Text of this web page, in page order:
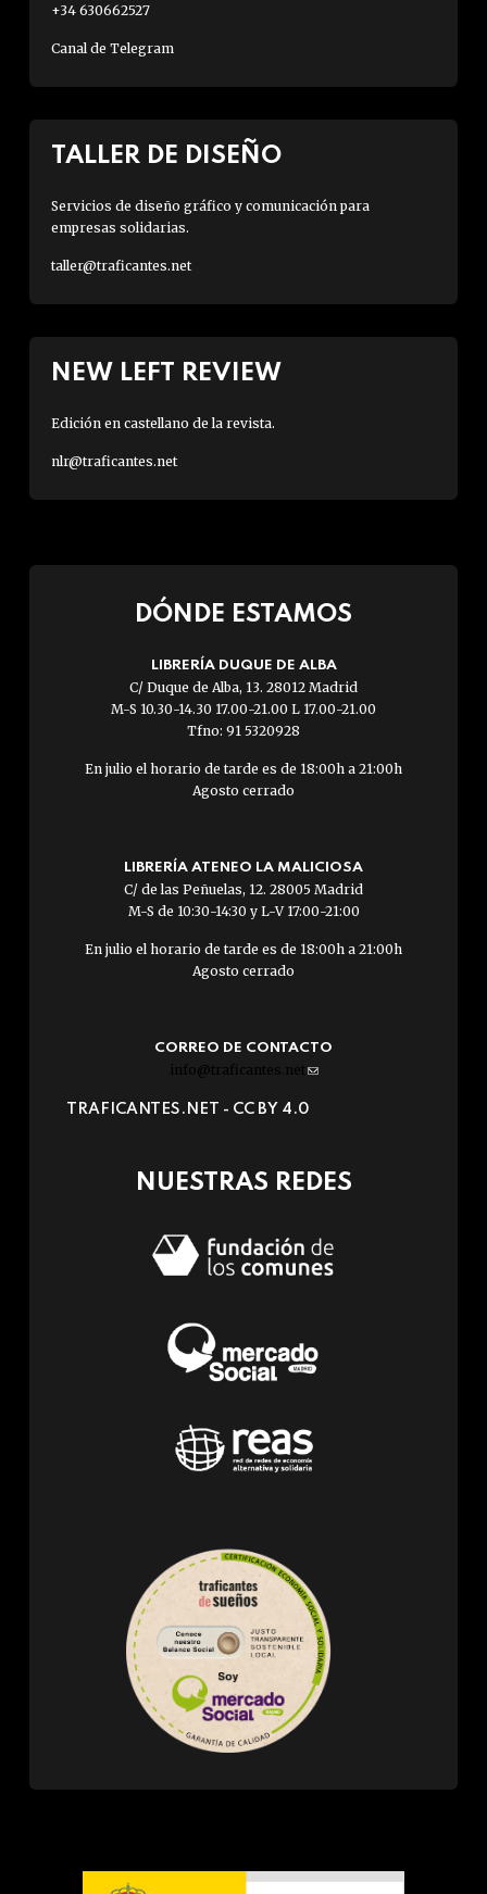
+34 630662527
Canal de Telegram
TALLER DE DISEÑO
Servicios de diseño gráfico y comunicación para
empresas solidarias.
taller@traficantes.net
NEW LEFT REVIEW
Edición en castellano de la revista.
nlr@traficantes.net
DÓNDE ESTAMOS
LIBRERÍA DUQUE DE ALBA
C/ Duque de Alba, 13. 28012 Madrid
M-S 10.30-14.30 17.00-21.00 L 17.00-21.00
Tfno: 91 5320928
En julio el horario de tarde es de 18:00h a 21:00h
Agosto cerrado
LIBRERÍA ATENEO LA MALICIOSA
C/ de las Peñuelas, 12. 28005 Madrid
M-S de 10:30-14:30 y L-V 17:00-21:00
En julio el horario de tarde es de 18:00h a 21:00h
Agosto cerrado
CORREO DE CONTACTO
info@traficantes.net (link
e-
TRAFICANTES.NET - CC BY 4.0
NUESTRAS REDES